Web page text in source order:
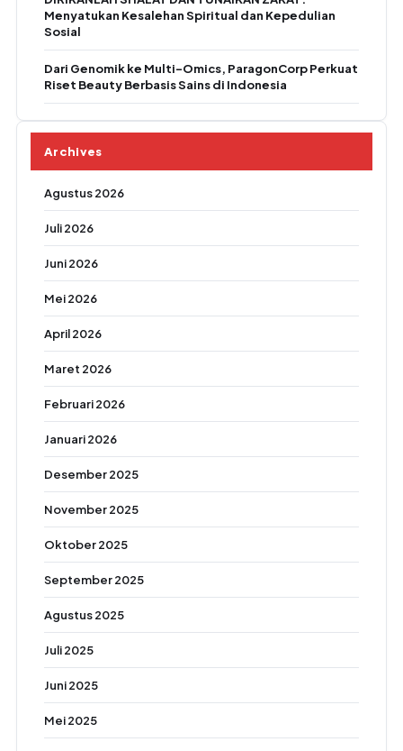
Menyatukan Kesalehan Spiritual dan Kepedulian
Sosial
Dari Genomik ke Multi-Omics, ParagonCorp Perkuat
Riset Beauty Berbasis Sains di Indonesia
Archives
Agustus 2026
Juli 2026
Juni 2026
Mei 2026
April 2026
Maret 2026
Februari 2026
Januari 2026
Desember 2025
November 2025
Oktober 2025
September 2025
Agustus 2025
Juli 2025
Juni 2025
Mei 2025